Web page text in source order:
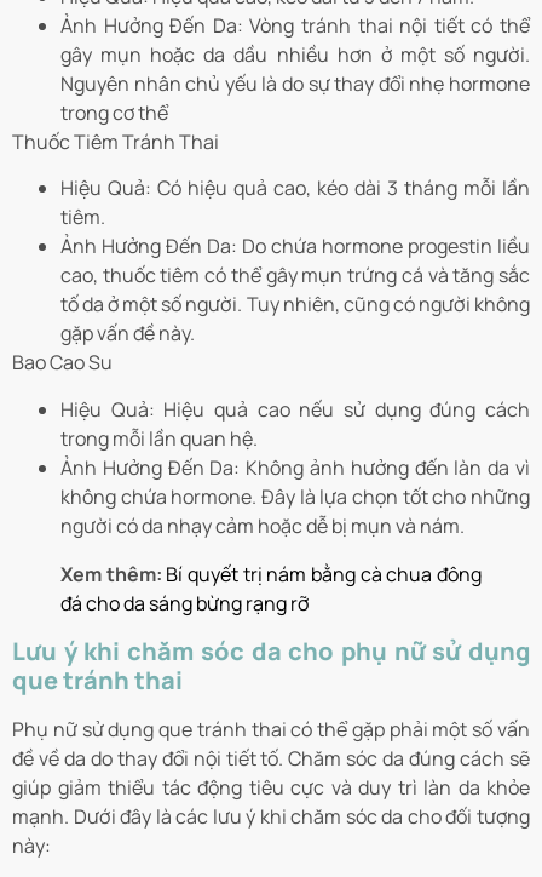
Ảnh Hưởng Đến Da: Vòng tránh thai nội tiết có thể
gây mụn hoặc da dầu nhiều hơn ở một số người.
Nguyên nhân chủ yếu là do sự thay đổi nhẹ hormone
trong cơ thể
Thuốc Tiêm Tránh Thai
Hiệu Quả: Có hiệu quả cao, kéo dài 3 tháng mỗi lần
tiêm.
Ảnh Hưởng Đến Da: Do chứa hormone progestin liều
cao, thuốc tiêm có thể gây mụn trứng cá và tăng sắc
tố da ở một số người. Tuy nhiên, cũng có người không
gặp vấn đề này.
Bao Cao Su
Hiệu Quả: Hiệu quả cao nếu sử dụng đúng cách
trong mỗi lần quan hệ.
Ảnh Hưởng Đến Da: Không ảnh hưởng đến làn da vì
không chứa hormone. Đây là lựa chọn tốt cho những
người có da nhạy cảm hoặc dễ bị mụn và nám.
Xem thêm: Bí quyết trị nám bằng cà chua đông
đá cho da sáng bừng rạng rỡ
Lưu ý khi chăm sóc da cho phụ nữ sử dụng
que tránh thai
Phụ nữ sử dụng que tránh thai có thể gặp phải một số vấn
đề về da do thay đổi nội tiết tố. Chăm sóc da đúng cách sẽ
giúp giảm thiểu tác động tiêu cực và duy trì làn da khỏe
mạnh. Dưới đây là các lưu ý khi chăm sóc da cho đối tượng
này: